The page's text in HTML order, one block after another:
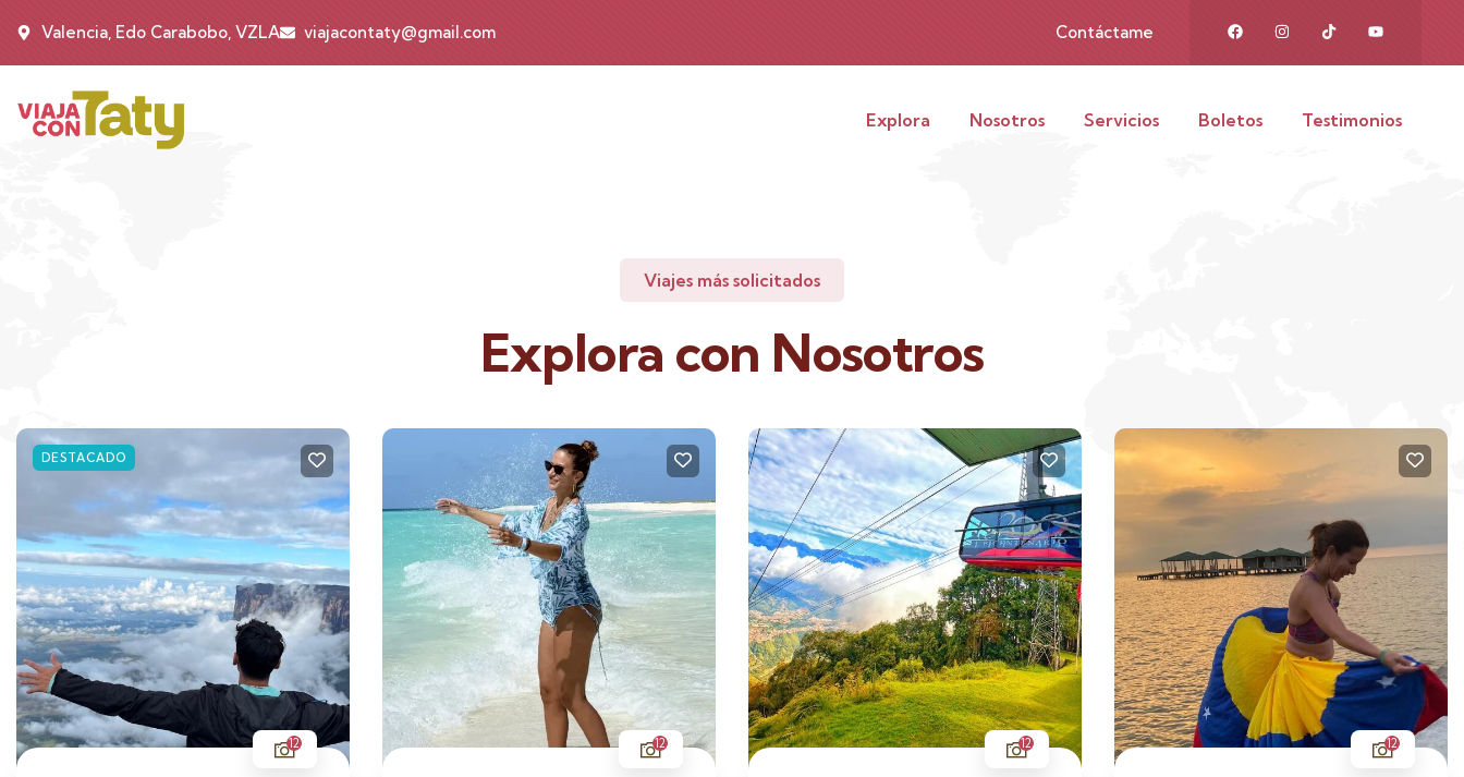
Valencia, Edo Carabobo, VZLA viajacontaty@gmail.com Contáctame
Explora Nosotros Servicios Boletos Testimonios
Viajes más solicitados
Explora con Nosotros
DESTACADO
12 12 12 12